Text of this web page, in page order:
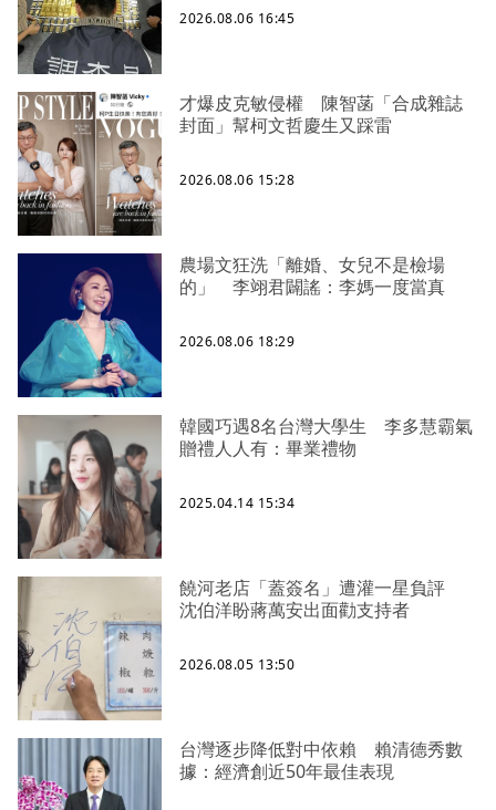
2026.08.06 16:45
才爆皮克敏侵權 陳智菡「合成雜誌
封面」幫柯文哲慶生又踩雷
2026.08.06 15:28
農場文狂洗「離婚、女兒不是檢場
的」 李翊君闢謠：李媽一度當真
2026.08.06 18:29
韓國巧遇8名台灣大學生 李多慧霸氣
贈禮人人有：畢業禮物
2025.04.14 15:34
饒河老店「蓋簽名」遭灌一星負評
沈伯洋盼蔣萬安出面勸支持者
2026.08.05 13:50
台灣逐步降低對中依賴 賴清德秀數
據：經濟創近50年最佳表現